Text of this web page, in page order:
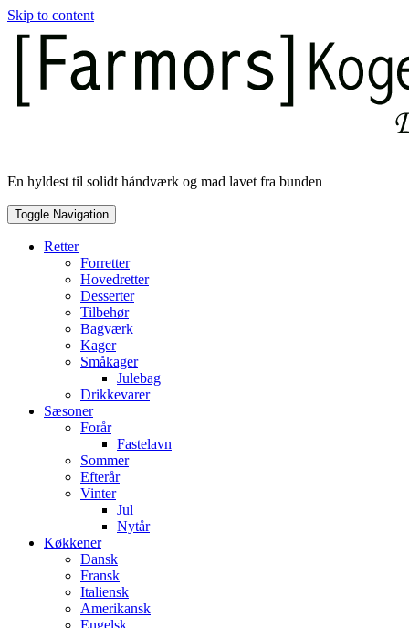
Skip to content
En hyldest til solidt håndværk og mad lavet fra bunden
Toggle Navigation
Retter
Forretter
Hovedretter
Desserter
Tilbehør
Bagværk
Kager
Småkager
Julebag
Drikkevarer
Sæsoner
Forår
Fastelavn
Sommer
Efterår
Vinter
Jul
Nytår
Køkkener
Dansk
Fransk
Italiensk
Amerikansk
Engelsk